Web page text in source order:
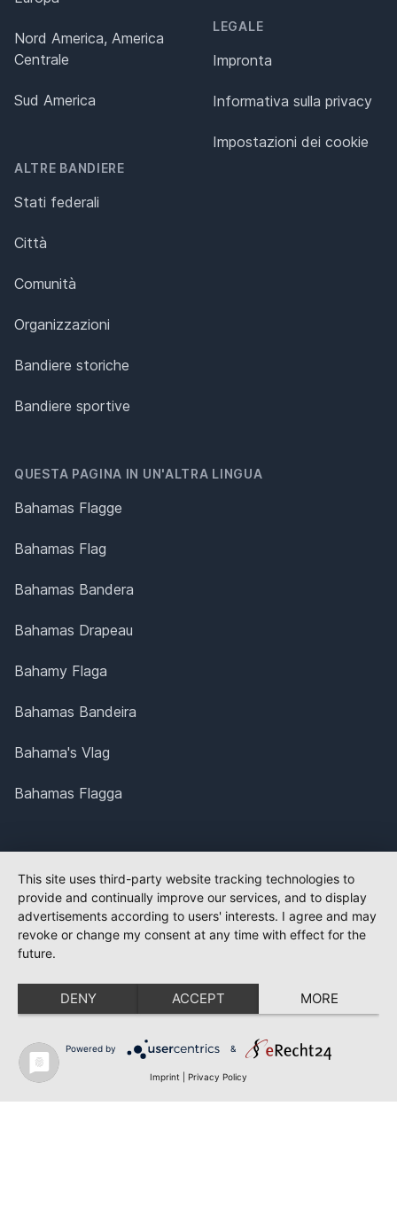
Nord America, America
Centrale
Sud America
ALTRE BANDIERE
Stati federali
Città
Comunità
Organizzazioni
Bandiere storiche
Bandiere sportive
LEGALE
Impronta
Informativa sulla privacy
Impostazioni dei cookie
QUESTA PAGINA IN UN'ALTRA LINGUA
Bahamas Flagge
Bahamas Flag
Bahamas Bandera
Bahamas Drapeau
Bahamy Flaga
Bahamas Bandeira
Bahama's Vlag
Bahamas Flagga
This site uses third-party website tracking technologies to
provide and continually improve our services, and to display
advertisements according to users' interests. I agree and may
revoke or change my consent at any time with effect for the
future.
DENY ACCEPT MORE
Powered by &
Imprint Privacy Policy